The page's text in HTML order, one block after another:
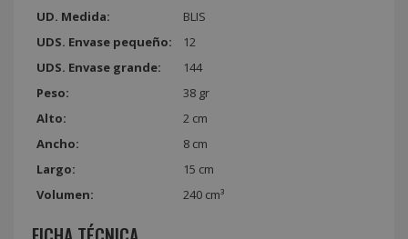
UD. Medida:
BLIS
UDS. Envase pequeño:
12
UDS. Envase grande:
144
Peso:
38 gr
Alto:
2 cm
Ancho:
8 cm
Largo:
15 cm
Volumen:
240 cm³